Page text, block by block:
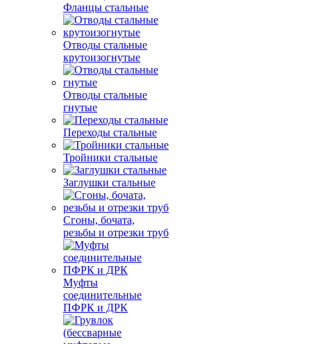
Фланцы стальные
Отводы стальные
крутоизогнутые
Отводы стальные
гнутые
Переходы стальные
Тройники стальные
Заглушки стальные
Сгоны, бочата,
резьбы и отрезки труб
Муфты
соединительные
ПФРК и ДРК